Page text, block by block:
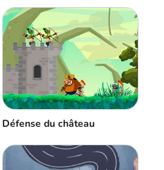
Défense du château